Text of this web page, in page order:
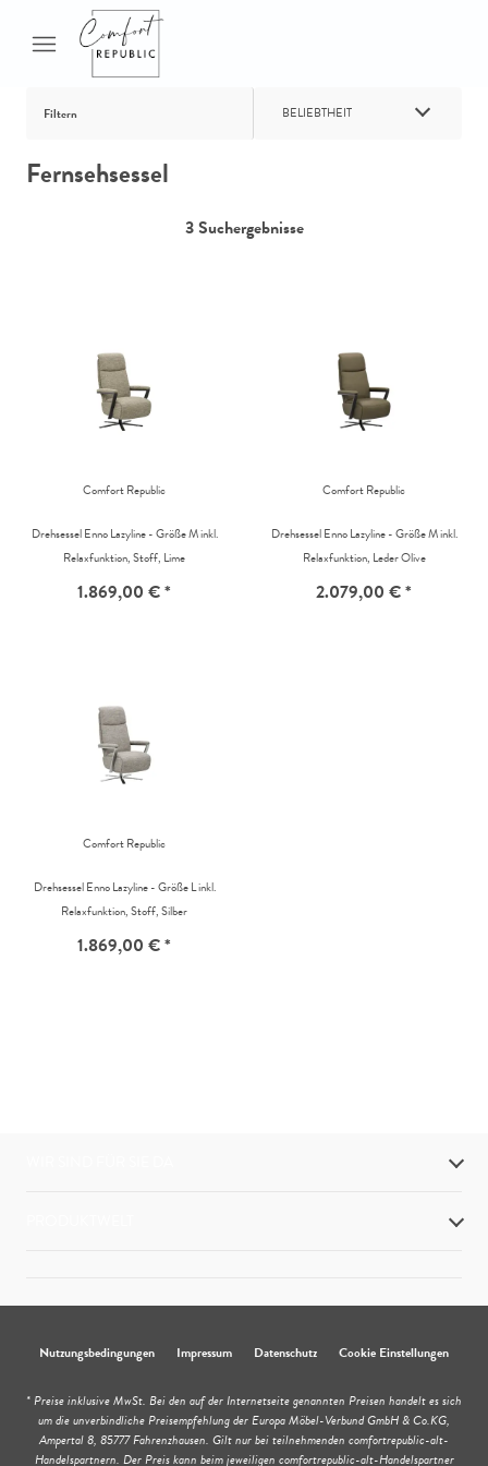
Filtern BELIEBTHEIT
Fernsehsessel
3 Suchergebnisse
Comfort Republic
Drehsessel Enno Lazyline - Größe M inkl.
Relaxfunktion, Stoff, Lime
1.869,00 € *
Comfort Republic
Drehsessel Enno Lazyline - Größe M inkl.
Relaxfunktion, Leder Olive
2.079,00 € *
Comfort Republic
Drehsessel Enno Lazyline - Größe L inkl.
Relaxfunktion, Stoff, Silber
1.869,00 € *
Nutzungsbedingungen Impressum Datenschutz Cookie Einstellungen
* Preise inklusive MwSt. Bei den auf der Internetseite genannten Preisen handelt es sich
um die unverbindliche Preisempfehlung der Europa Möbel-Verbund GmbH & Co.KG,
Ampertal 8, 85777 Fahrenzhausen. Gilt nur bei teilnehmenden comfortrepublic-alt-
Handelspartnern. Der Preis kann beim jeweiligen comfortrepublic-alt-Handelspartner